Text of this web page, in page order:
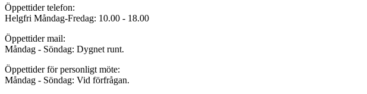
Öppettider telefon:
Helgfri Måndag-Fredag: 10.00 - 18.00
Öppettider mail:
Måndag - Söndag: Dygnet runt.
Öppettider för personligt möte:
Måndag - Söndag: Vid förfrågan.